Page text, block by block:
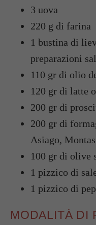
3 uova
220 g di farina
1 bustina di
preparazioni
110 gr di olio
120 gr di latte
200 gr di
200 gr di
Asiago,
100 gr di olive
1 pizzico di
1 pizzico di
MODALITÀ DI